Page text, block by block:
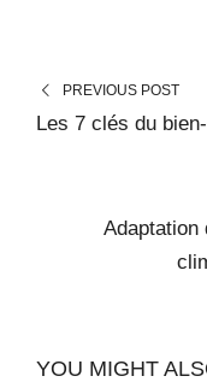
PREVIOUS POST
Les 7 clés du
Adaptation
YOU MIGHT